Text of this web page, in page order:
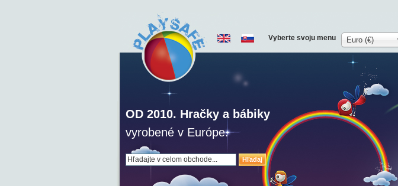
Hľadaj
OD 2010. Hračky a bábiky
vyrobené v Európe.
Vyberte svoju menu Euro (€)